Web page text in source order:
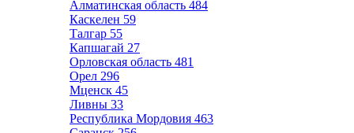
Алматинская область 484
Каскелен 59
Талгар 55
Капшагай 27
Орловская область 481
Орел 296
Мценск 45
Ливны 33
Республика Мордовия 463